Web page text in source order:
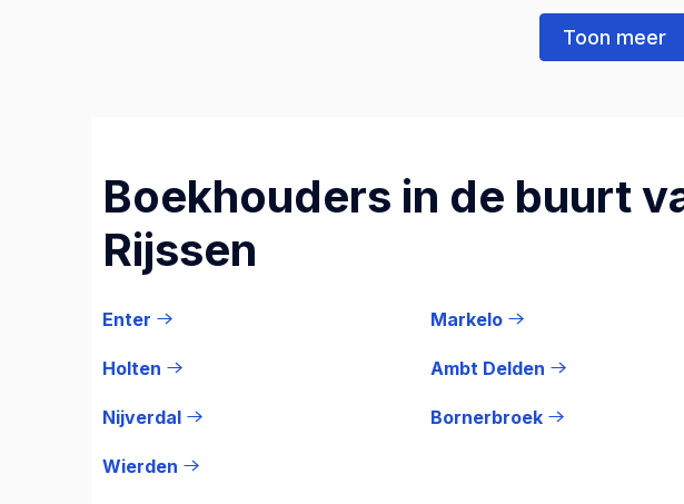
Toon meer
Boekhouders in de buurt
Rijssen
Enter
Holten
Nijverdal
Wierden
Markelo
Ambt Delden
Bornerbroek